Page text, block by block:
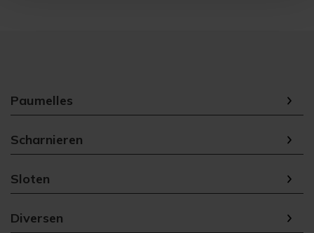
Paumelles
Scharnieren
Sloten
Diversen